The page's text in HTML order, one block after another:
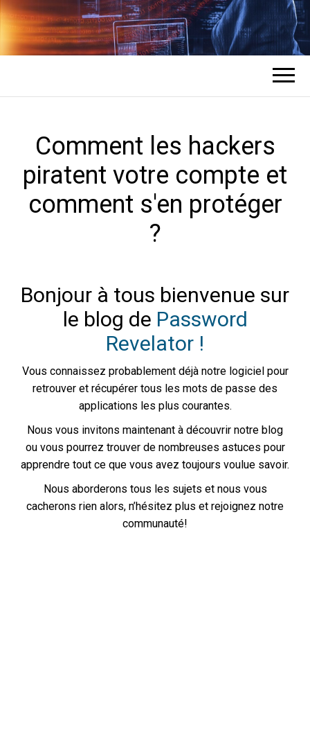
COMMENT UN
HACKER
PIRATE DES
COMPTES ?
L'expert en récupération de mots de
passe des comptes
Comment les hackers
piratent votre compte et
comment s'en protéger
?
Bonjour à tous bienvenue sur
le blog de Password
Revelator !
Vous connaissez probablement déjà notre logiciel pour
retrouver et récupérer tous les mots de passe des
applications les plus courantes.
Nous vous invitons maintenant à découvrir notre blog
ou vous pourrez trouver de nombreuses astuces pour
apprendre tout ce que vous avez toujours voulue savoir.
Nous aborderons tous les sujets et nous vous
cacherons rien alors, n’hésitez plus et rejoignez notre
communauté!